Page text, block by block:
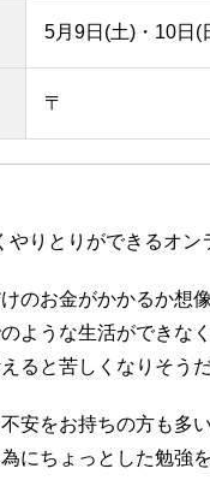
5月9日(土)・10日
〒
やりとりができるオン
のお金がかかるか想
ような生活ができな
ると苦しくなりそう
安をお持ちの方も多
にちょっとした勉強